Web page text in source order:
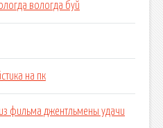
вологда буй
на пк
фильма джентльмены удачи